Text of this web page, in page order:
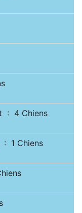
: 4 Chiens
: 1 Chiens